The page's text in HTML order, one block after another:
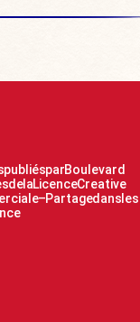
par Boulevard
de la Licence Creative
– Partage dans les